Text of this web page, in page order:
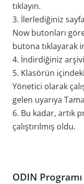
tıklayın.
3. İlerlediğiniz
Now butonları
butona tıklayarak
4. İndirdiğiniz
5. Klasörün
Yönetici olarak
gelen uyarıya
6. Bu kadar, artık
çalıştırılmış oldu.
ODIN Programı